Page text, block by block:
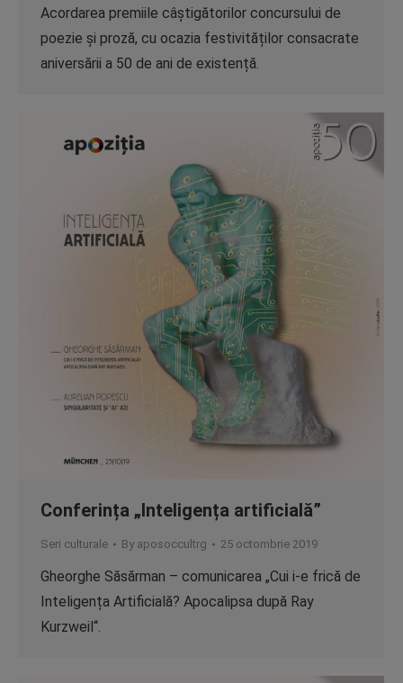
Acordarea premiile câștigătorilor concursului de
poezie și proză, cu ocazia festivităților consacrate
aniversării a 50 de ani de existență.
Conferința „Inteligența artificială”
Seri culturale By aposoccultrg 25 octombrie 2019
Gheorghe Săsărman – comunicarea „Cui i-e frică de
Inteligența Artificială? Apocalipsa după Ray
Kurzweil“.